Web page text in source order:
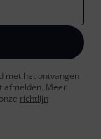
met het ontvangen
afmelden. Meer
richtlijn